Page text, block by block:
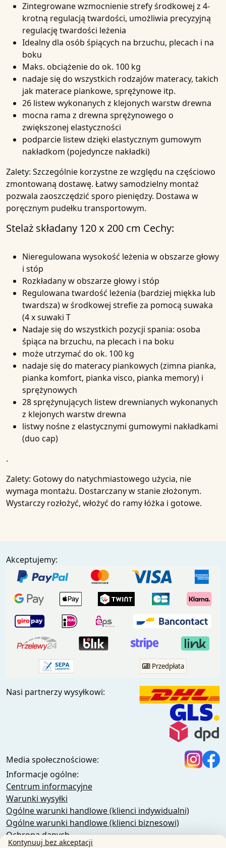
Zintegrowane wzmocnienie strefy środkowej z 4-
krotną regulacją twardości, umożliwia precyzyjną
regulację twardości leżenia
Idealny dla osób śpiących na brzuchu, plecach i na
boku
Maks. obciążenie do ok. 100 kg
nadaje się do wszystkich rodzajów materacy, takich
jak materace piankowe, sprężynowe itp.
26 listew wykonanych z klejonych warstw drewna
mocna rama z drewna sprężynowego o
zwiększonej elastyczności
podparcie listew dzięki elastycznym gumowym
nakładkom (pojedyncze nakładki)
Zalety: Szczególnie korzystne ze względu na częściowo
zmontowaną dostawę. Łatwy samodzielny montaż
pozwala zaoszczędzić sporo pieniędzy. Dostawa w
poręcznym pudełku transportowym.
Stelaż składany 120 x 200 cm Cechy:
Nieregulowana wysokość leżenia w obszarze głowy
i stóp
Rozkładany w obszarze głowy i stóp
Regulowana twardość leżenia (bardziej miękka lub
twardsza) w środkowej strefie za pomocą suwaka
(4 x suwaki T
Nadaje się do wszystkich pozycji spania: osoba
śpiąca na brzuchu, na plecach i na boku
może utrzymać do ok. 100 kg
nadaje się do materacy piankowych (zimna pianka,
pianka komfort, pianka visco, pianka memory) i
sprężynowych
28 sprężynujących listew drewnianych wykonanych
z klejonych warstw drewna
listwy nośne z elastycznymi gumowymi nakładkami
(duo cap)
.
Zalety: Gotowy do natychmiastowego użycia, nie
wymaga montażu. Dostarczany w stanie złożonym.
Wystarczy rozłożyć, włożyć do ramy łóżka i gotowe.
Akceptujemy:
Przedpłata
Nasi partnerzy wysyłkowi:
Media społecznościowe:
Informacje ogólne:
Centrum informacyjne
Warunki wysyłki
Ogólne warunki handlowe (klienci indywidualni)
Ogólne warunki handlowe (klienci biznesowi)
Ochrona danych
Kontynuuj bez akceptacji